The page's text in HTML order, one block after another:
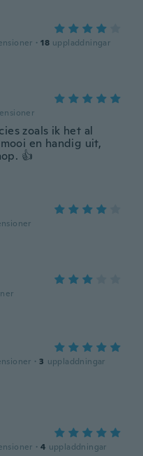
· 18 uppladdningar
zoals ik het al
en handig uit,
👍
· 3 uppladdningar
· 4 uppladdningar